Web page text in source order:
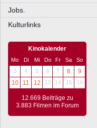
Jobs.
Kulturlinks
Kinokalender
Mo Di Mi Do Fr Sa
So
3
4 5 6 7 8
9
10
11 12 13 14 15 16
12.669 Beiträge zu
3.883 Filmen im Forum